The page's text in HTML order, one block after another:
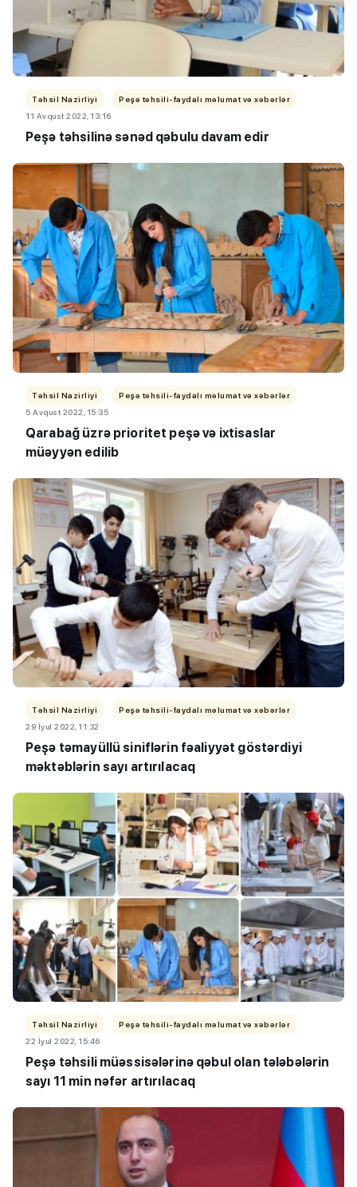
Təhsil Nazirliyi
Peşə təhsili-faydalı məlumat və xəbərlər
11 Avqust 2022, 13:16
Peşə təhsilinə sənəd qəbulu davam edir
Təhsil Nazirliyi
Peşə təhsili-faydalı məlumat və xəbərlər
5 Avqust 2022, 15:35
Qarabağ üzrə prioritet peşə və ixtisaslar
müəyyən edilib
Təhsil Nazirliyi
Peşə təhsili-faydalı məlumat və xəbərlər
29 İyul 2022, 11:32
Peşə təmayüllü siniflərin fəaliyyət göstərdiyi
məktəblərin sayı artırılacaq
Təhsil Nazirliyi
Peşə təhsili-faydalı məlumat və xəbərlər
22 İyul 2022, 15:46
Peşə təhsili müəssisələrinə qəbul olan tələbələrin
sayı 11 min nəfər artırılacaq